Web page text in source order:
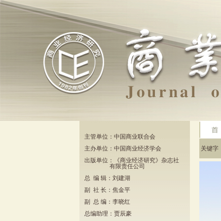
主管单位：中国商业联合会
主办单位：中国商业经济学会
出版单位：《商业经济研究》杂志社
有限责任公司
总 编 辑：刘建湖
副 社 长：焦金平
副 总 编：李晓红
总编助理：贾辰豪
关键字